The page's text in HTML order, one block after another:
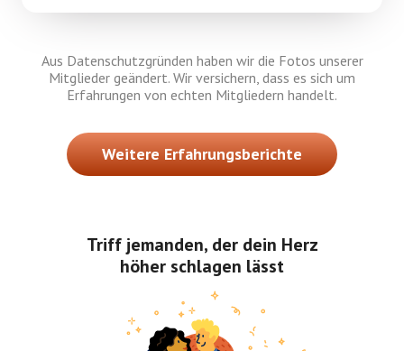
Aus Datenschutzgründen haben wir die Fotos unserer
Mitglieder geändert. Wir versichern, dass es sich um
Erfahrungen von echten Mitgliedern handelt.
Weitere Erfahrungsberichte
Triff jemanden, der dein Herz
höher schlagen lässt